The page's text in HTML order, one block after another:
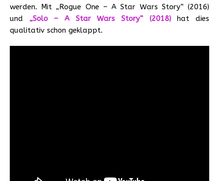
werden. Mit „Rogue One – A Star Wars Story“ (2016)
und „Solo – A Star Wars Story“ (2018)hat dies
qualitativ schon geklappt.